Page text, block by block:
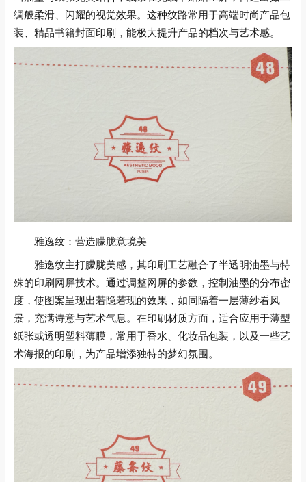
绸般柔滑、闪耀的视觉效果。这种纹路常用于高端时尚产品包
装、精品书籍封面印刷，能极大提升产品的档次与艺术感。
雅逸纹：营造朦胧意境美
雅逸纹主打朦胧美感，其印刷工艺融合了半透明油墨与特
殊的印刷网屏技术。通过调整网屏的参数，控制油墨的分布密
度，使图案呈现出若隐若现的效果，如同隔着一层薄纱看风
景，充满诗意与艺术气息。在印刷材质方面，适合应用于薄型
纸张或透明塑料薄膜，常用于香水、化妆品包装，以及一些艺
术海报的印刷，为产品增添独特的梦幻氛围。